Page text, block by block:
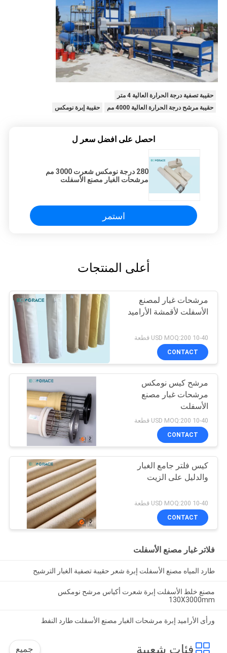
حقيبة تصفية درجة الحرارة العالية 4 متر
حقيبة مرشح درجة الحرارة العالية 4000 مم
حقيبة إبرة نومكس
احصل على افضل سعر ل
280 درجة نومكس شعرت 3000 مم
مرشحات الغبار مصنع الأسفلت
استمر
أعلى المنتجات
مرشحات غبار لمصنع
الأسفلت لأقمشة الأراميد
10-40 USD MOQ:200 قطعة
CONTACT
مرشح كيس نومكس
مرشحات غبار مصنع
الأسفلت
10-40 USD MOQ:200 قطعة
CONTACT
كيس فلتر جامع الغبار
والدليل على الزيت
10-40 USD MOQ:200 قطعة
CONTACT
فلاتر غبار مصنع الأسفلت
طارد المياه مصنع الأسفلت إبرة شعر حقيبة تصفية الغبار الترشيح
مصنع خلط الأسفلت إبرة شعرت أكياس مرشح نومكس
130X3000mm
ورأى الأراميد إبرة مرشحات الغبار مصنع الأسفلت طارد النفط
فئات شعبية جميع